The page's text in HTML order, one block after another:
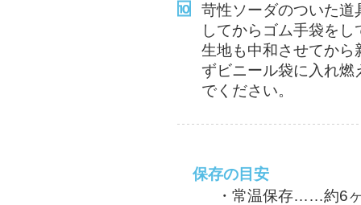
苛性ソーダのついた
してからゴム手袋を
生地も中和させてか
ずビニール袋に入れ
でください。
保存の目安
・常温保存……約6